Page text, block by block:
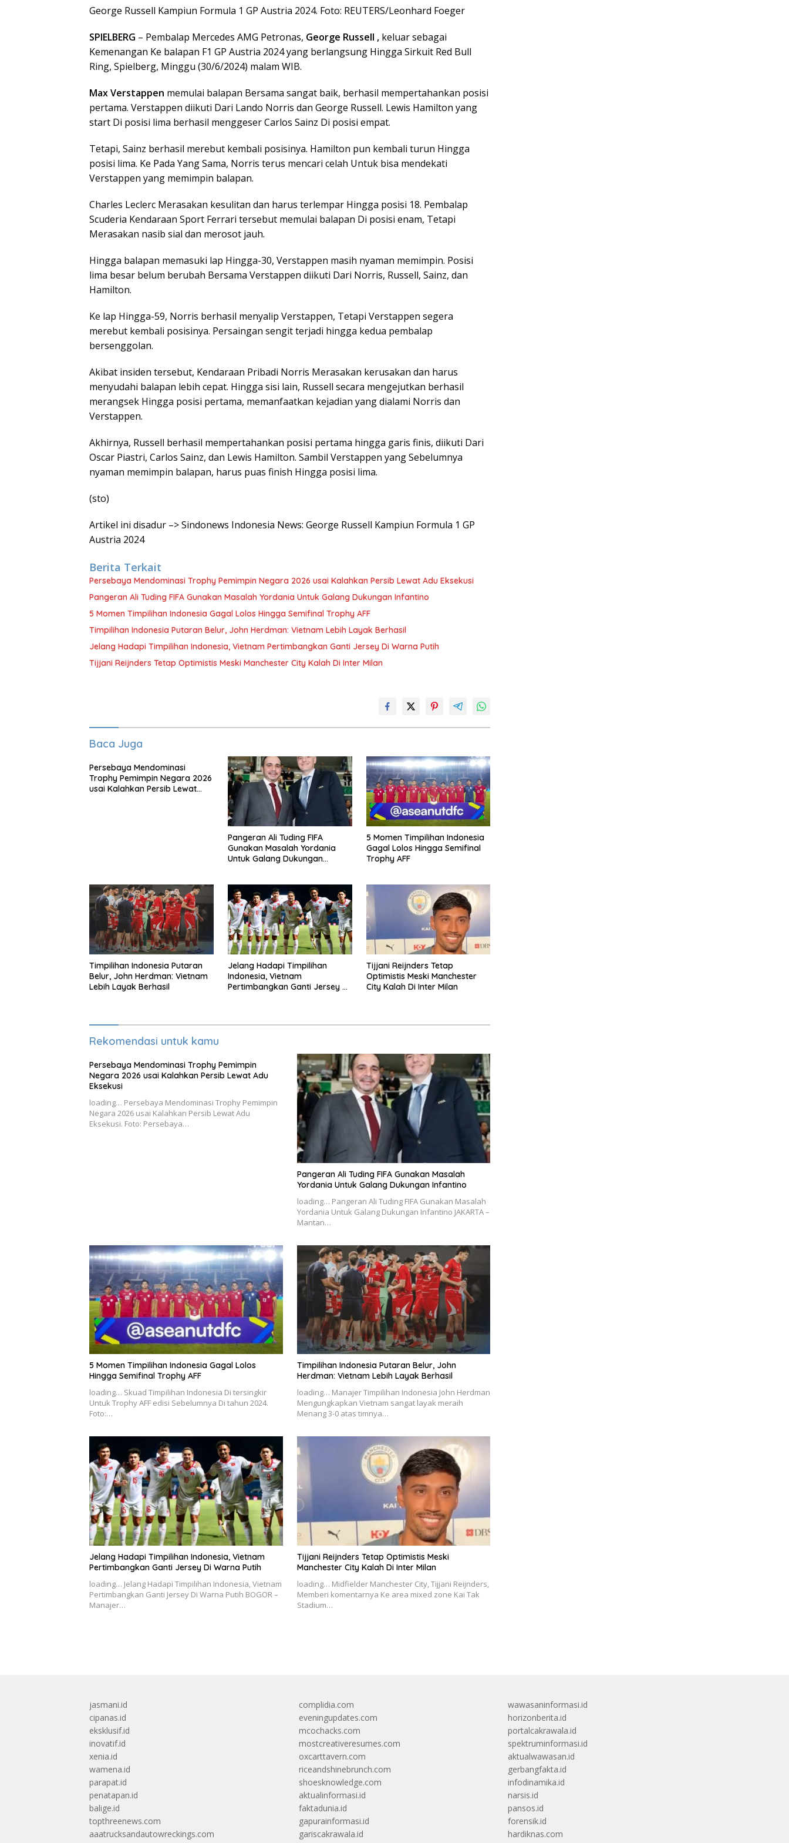
George Russell Kampiun Formula 1 GP Austria 2024. Foto: REUTERS/Leonhard Foeger
SPIELBERG – Pembalap Mercedes AMG Petronas, George Russell , keluar sebagai
Kemenangan Ke balapan F1 GP Austria 2024 yang berlangsung Hingga Sirkuit Red Bull
Ring, Spielberg, Minggu (30/6/2024) malam WIB.
Max Verstappen memulai balapan Bersama sangat baik, berhasil mempertahankan posisi
pertama. Verstappen diikuti Dari Lando Norris dan George Russell. Lewis Hamilton yang
start Di posisi lima berhasil menggeser Carlos Sainz Di posisi empat.
Tetapi, Sainz berhasil merebut kembali posisinya. Hamilton pun kembali turun Hingga
posisi lima. Ke Pada Yang Sama, Norris terus mencari celah Untuk bisa mendekati
Verstappen yang memimpin balapan.
Charles Leclerc Merasakan kesulitan dan harus terlempar Hingga posisi 18. Pembalap
Scuderia Kendaraan Sport Ferrari tersebut memulai balapan Di posisi enam, Tetapi
Merasakan nasib sial dan merosot jauh.
Hingga balapan memasuki lap Hingga-30, Verstappen masih nyaman memimpin. Posisi
lima besar belum berubah Bersama Verstappen diikuti Dari Norris, Russell, Sainz, dan
Hamilton.
Ke lap Hingga-59, Norris berhasil menyalip Verstappen, Tetapi Verstappen segera
merebut kembali posisinya. Persaingan sengit terjadi hingga kedua pembalap
bersenggolan.
Akibat insiden tersebut, Kendaraan Pribadi Norris Merasakan kerusakan dan harus
menyudahi balapan lebih cepat. Hingga sisi lain, Russell secara mengejutkan berhasil
merangsek Hingga posisi pertama, memanfaatkan kejadian yang dialami Norris dan
Verstappen.
Akhirnya, Russell berhasil mempertahankan posisi pertama hingga garis finis, diikuti Dari
Oscar Piastri, Carlos Sainz, dan Lewis Hamilton. Sambil Verstappen yang Sebelumnya
nyaman memimpin balapan, harus puas finish Hingga posisi lima.
(sto)
Artikel ini disadur –> Sindonews Indonesia News: George Russell Kampiun Formula 1 GP
Austria 2024
Berita Terkait
Persebaya Mendominasi Trophy Pemimpin Negara 2026 usai Kalahkan Persib Lewat Adu Eksekusi
Pangeran Ali Tuding FIFA Gunakan Masalah Yordania Untuk Galang Dukungan Infantino
5 Momen Timpilihan Indonesia Gagal Lolos Hingga Semifinal Trophy AFF
Timpilihan Indonesia Putaran Belur, John Herdman: Vietnam Lebih Layak Berhasil
Jelang Hadapi Timpilihan Indonesia, Vietnam Pertimbangkan Ganti Jersey Di Warna Putih
Tijjani Reijnders Tetap Optimistis Meski Manchester City Kalah Di Inter Milan
Baca Juga
Persebaya Mendominasi
Trophy Pemimpin Negara 2026
usai Kalahkan Persib Lewat
Pangeran Ali Tuding FIFA
Gunakan Masalah Yordania
Untuk Galang Dukungan
5 Momen Timpilihan Indonesia
Gagal Lolos Hingga Semifinal
Trophy AFF
Timpilihan Indonesia Putaran
Belur, John Herdman: Vietnam
Lebih Layak Berhasil
Jelang Hadapi Timpilihan
Indonesia, Vietnam
Pertimbangkan Ganti Jersey Di
Tijjani Reijnders Tetap
Optimistis Meski Manchester
City Kalah Di Inter Milan
Rekomendasi untuk kamu
Persebaya Mendominasi Trophy Pemimpin
Negara 2026 usai Kalahkan Persib Lewat Adu
Eksekusi
loading… Persebaya Mendominasi Trophy Pemimpin
Negara 2026 usai Kalahkan Persib Lewat Adu
Eksekusi. Foto: Persebaya…
Pangeran Ali Tuding FIFA Gunakan Masalah
Yordania Untuk Galang Dukungan Infantino
loading… Pangeran Ali Tuding FIFA Gunakan Masalah
Yordania Untuk Galang Dukungan Infantino JAKARTA –
Mantan…
5 Momen Timpilihan Indonesia Gagal Lolos
Hingga Semifinal Trophy AFF
loading… Skuad Timpilihan Indonesia Di tersingkir
Untuk Trophy AFF edisi Sebelumnya Di tahun 2024.
Foto:…
Timpilihan Indonesia Putaran Belur, John
Herdman: Vietnam Lebih Layak Berhasil
loading… Manajer Timpilihan Indonesia John Herdman
Mengungkapkan Vietnam sangat layak meraih
Menang 3-0 atas timnya…
Jelang Hadapi Timpilihan Indonesia, Vietnam
Pertimbangkan Ganti Jersey Di Warna Putih
loading… Jelang Hadapi Timpilihan Indonesia, Vietnam
Pertimbangkan Ganti Jersey Di Warna Putih BOGOR –
Manajer…
Tijjani Reijnders Tetap Optimistis Meski
Manchester City Kalah Di Inter Milan
loading… Midfielder Manchester City, Tijjani Reijnders,
Memberi komentarnya Ke area mixed zone Kai Tak
Stadium…
jasmani.id
cipanas.id
eksklusif.id
inovatif.id
xenia.id
wamena.id
parapat.id
penatapan.id
balige.id
topthreenews.com
aaatrucksandautowreckings.com
complidia.com
eveningupdates.com
mcochacks.com
mostcreativeresumes.com
oxcarttavern.com
riceandshinebrunch.com
shoesknowledge.com
aktualinformasi.id
faktadunia.id
gapurainformasi.id
gariscakrawala.id
wawasaninformasi.id
horizonberita.id
portalcakrawala.id
spektruminformasi.id
aktualwawasan.id
gerbangfakta.id
infodinamika.id
narsis.id
pansos.id
forensik.id
hardiknas.com